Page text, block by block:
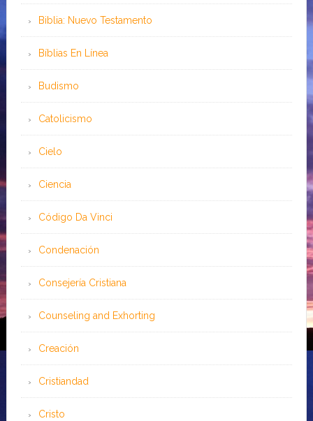
Biblia: Nuevo Testamento
Bíblias En Línea
Budismo
Catolicismo
Cielo
Ciencia
Código Da Vinci
Condenación
Consejería Cristiana
Counseling and Exhorting
Creación
Cristiandad
Cristo